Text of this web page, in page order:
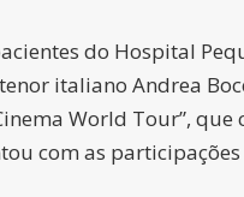
do Hospital
italiano Andrea
World Tour”, que
com as